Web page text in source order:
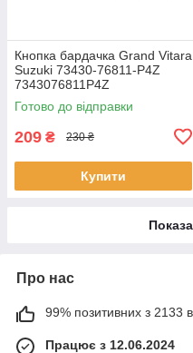
Кнопка бардачка Grand Vitara
Suzuki 73430-76811-P4Z
7343076811P4Z
Готово до відправки
209 ₴ 230 ₴
Купити
Про нас
99% позитивних з 2133
Працює з 12.06.2024